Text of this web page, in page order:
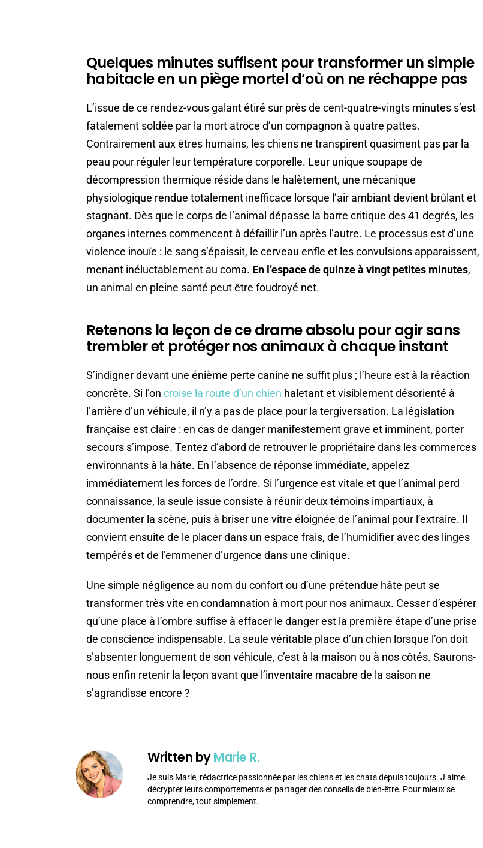
Quelques minutes suffisent pour transformer un simple
habitacle en un piège mortel d’où on ne réchappe pas
L’issue de ce rendez-vous galant étiré sur près de cent-quatre-vingts minutes s’est
fatalement soldée par la mort atroce d’un compagnon à quatre pattes.
Contrairement aux êtres humains, les chiens ne transpirent quasiment pas par la
peau pour réguler leur température corporelle. Leur unique soupape de
décompression thermique réside dans le halètement, une mécanique
physiologique rendue totalement inefficace lorsque l’air ambiant devient brûlant et
stagnant. Dès que le corps de l’animal dépasse la barre critique des 41 degrés, les
organes internes commencent à défaillir l’un après l’autre. Le processus est d’une
violence inouïe : le sang s’épaissit, le cerveau enfle et les convulsions apparaissent,
menant inéluctablement au coma. En l’espace de quinze à vingt petites minutes,
un animal en pleine santé peut être foudroyé net.
Retenons la leçon de ce drame absolu pour agir sans
trembler et protéger nos animaux à chaque instant
S’indigner devant une énième perte canine ne suffit plus ; l’heure est à la réaction
concrète. Si l’on croise la route d’un chien haletant et visiblement désorienté à
l’arrière d’un véhicule, il n’y a pas de place pour la tergiversation. La législation
française est claire : en cas de danger manifestement grave et imminent, porter
secours s’impose. Tentez d’abord de retrouver le propriétaire dans les commerces
environnants à la hâte. En l’absence de réponse immédiate, appelez
immédiatement les forces de l’ordre. Si l’urgence est vitale et que l’animal perd
connaissance, la seule issue consiste à réunir deux témoins impartiaux, à
documenter la scène, puis à briser une vitre éloignée de l’animal pour l’extraire. Il
convient ensuite de le placer dans un espace frais, de l’humidifier avec des linges
tempérés et de l’emmener d’urgence dans une clinique.
Une simple négligence au nom du confort ou d’une prétendue hâte peut se
transformer très vite en condamnation à mort pour nos animaux. Cesser d’espérer
qu’une place à l’ombre suffise à effacer le danger est la première étape d’une prise
de conscience indispensable. La seule véritable place d’un chien lorsque l’on doit
s’absenter longuement de son véhicule, c’est à la maison ou à nos côtés. Saurons-
nous enfin retenir la leçon avant que l’inventaire macabre de la saison ne
s’agrandisse encore ?
Written byMarie R.
Je suis Marie, rédactrice passionnée par les chiens et les chats depuis toujours. J’aime
décrypter leurs comportements et partager des conseils de bien-être. Pour mieux se
comprendre, tout simplement.